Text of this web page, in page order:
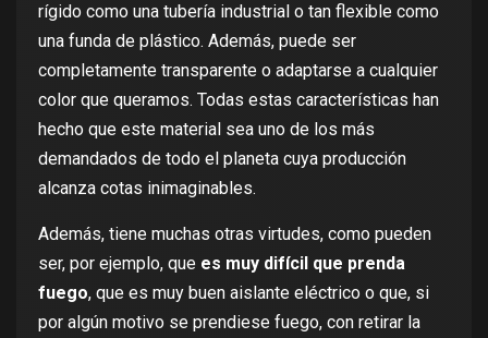
rígido como una tubería industrial o tan flexible como
una funda de plástico. Además, puede ser
completamente transparente o adaptarse a cualquier
color que queramos. Todas estas características han
hecho que este material sea uno de los más
demandados de todo el planeta cuya producción
alcanza cotas inimaginables.
Además, tiene muchas otras virtudes, como pueden
ser, por ejemplo, que es muy difícil que prenda
fuego, que es muy buen aislante eléctrico o que, si
por algún motivo se prendiese fuego, con retirar la